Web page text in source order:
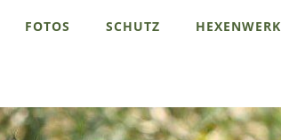
FOTOS SCHUTZ HEXENWERK